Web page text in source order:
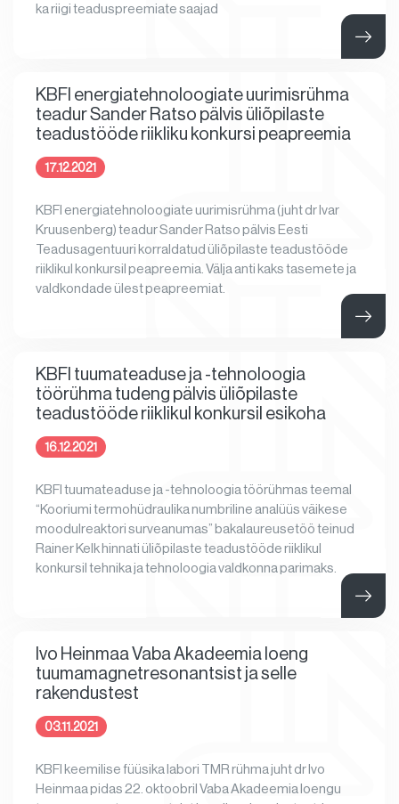
ka riigi teaduspreemiate saajad
KBFI energiatehnoloogiate uurimisrühma
teadur Sander Ratso pälvis üliõpilaste
teadustööde riikliku konkursi peapreemia
17.12.2021
KBFI energiatehnoloogiate uurimisrühma (juht dr Ivar
Kruusenberg) teadur Sander Ratso pälvis Eesti
Teadusagentuuri korraldatud üliõpilaste teadustööde
riiklikul konkursil peapreemia. Välja anti kaks tasemete ja
valdkondade ülest peapreemiat.
KBFI tuumateaduse ja -tehnoloogia
töörühma tudeng pälvis üliõpilaste
teadustööde riiklikul konkursil esikoha
16.12.2021
KBFI tuumateaduse ja -tehnoloogia töörühmas teemal
“Kooriumi termohüdraulika numbriline analüüs väikese
moodulreaktori surveanumas” bakalaureusetöö teinud
Rainer Kelk hinnati üliõpilaste teadustööde riiklikul
konkursil tehnika ja tehnoloogia valdkonna parimaks.
Ivo Heinmaa Vaba Akadeemia loeng
tuumamagnetresonantsist ja selle
rakendustest
03.11.2021
KBFI keemilise füüsika labori TMR rühma juht dr Ivo
Heinmaa pidas 22. oktoobril Vaba Akadeemia loengu